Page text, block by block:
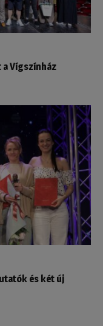
Vígszínház
és két új